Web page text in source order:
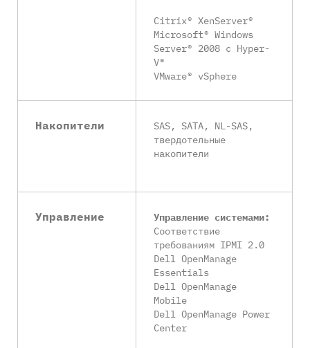
Citrix® XenServer®
Microsoft® Windows
Server® 2008 с Hyper-
V®
VMware® vSphere
Накопители
SAS, SATA, NL-SAS,
твердотельные
накопители
Управление
Управление системами:
Соответствие
требованиям IPMI 2.0
Dell OpenManage
Essentials
Dell OpenManage
Mobile
Dell OpenManage Power
Center